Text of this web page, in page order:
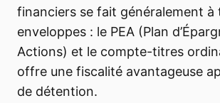
financiers se fait généralement à
enveloppes : le PEA (Plan
Actions) et le compte-titres
offre une fiscalité avantageuse
de détention.